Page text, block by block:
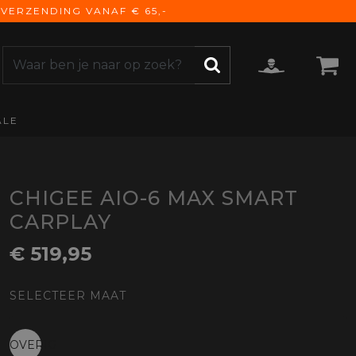
VANAF € 65,-
CHIGEE AIO-6 MAX SMART
CARPLAY
€ 519,95
SELECTEER MAAT
OVERIG